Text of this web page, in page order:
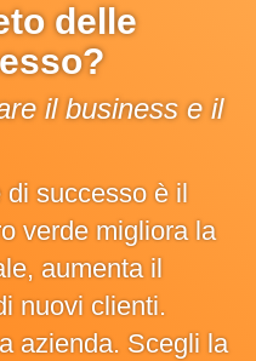
delle
il business e il
successo è il
verde migliora la
aumenta il
nuovi clienti.
azienda. Scegli la